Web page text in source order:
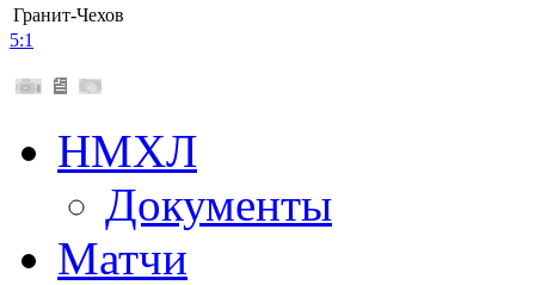
Гранит-Чехов
5:1
НМХЛ
Документы
Матчи